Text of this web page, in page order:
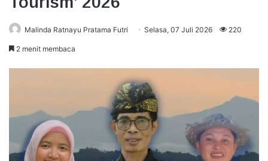
Malinda Ratnayu Pratama Futri Selasa, 07 Juli 2026 220
2 menit membaca